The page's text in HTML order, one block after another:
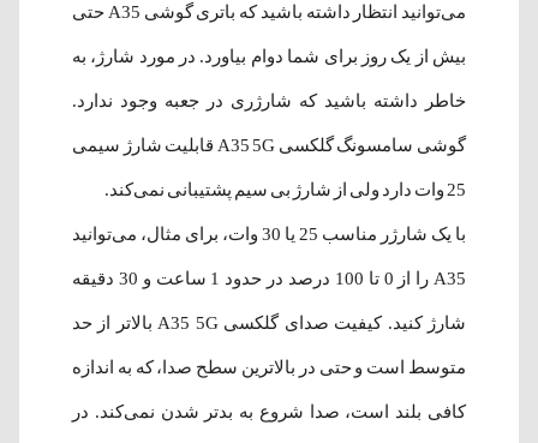
می‌توانید انتظار داشته باشید که باتری گوشی A35 حتی
بیش از یک روز برای شما دوام بیاورد. در مورد شارژ، به
خاطر داشته باشید که شارژری در جعبه وجود ندارد.
گوشی سامسونگ گلکسی A35 5G قابلیت شارژ سیمی
25 وات دارد ولی از شارژ بی سیم پشتیبانی نمی‌کند.
با یک شارژر مناسب 25 یا 30 وات، برای مثال، می‌توانید
A35 را از 0 تا 100 درصد در حدود 1 ساعت و 30 دقیقه
شارژ کنید. کیفیت صدای گلکسی A35 5G بالاتر از حد
متوسط است و حتی در بالاترین سطح صدا، که به اندازه
کافی بلند است، صدا شروع به بدتر شدن نمی‌کند. در